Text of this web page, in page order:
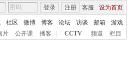
客服 设为首页
登录 注册
社区 微博 博客 论坛 访谈 邮箱
游戏
片 公开课 播客 CCTV 频道 栏目